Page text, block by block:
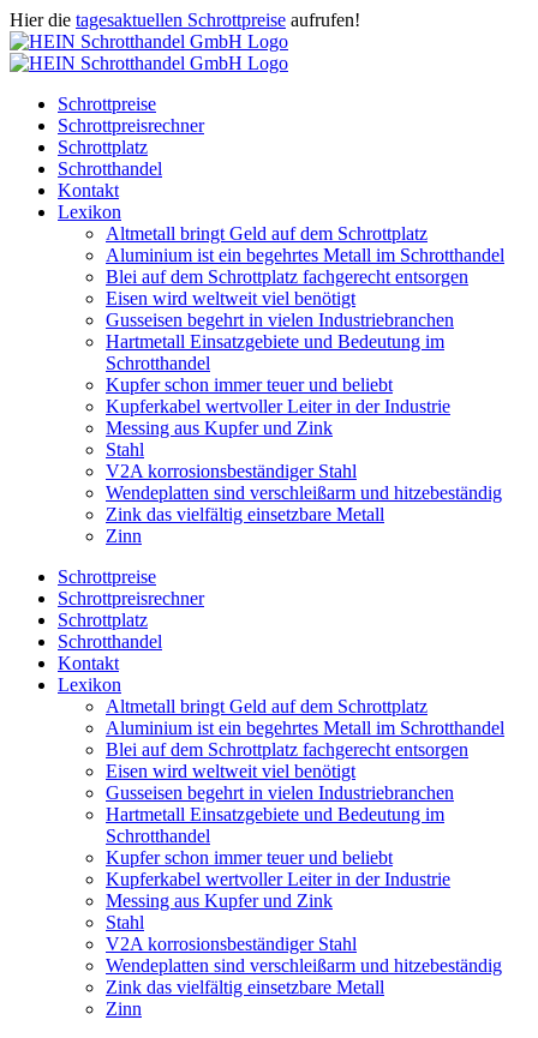
Zum
Inhalt
springen
Hier die tagesaktuellen Schrottpreise aufrufen!
Facebook
Instagram
WhatsApp
Twitter
E-
Mail
Schrottpreise
Schrottpreisrechner
Schrottplatz
Schrotthandel
Kontakt
Lexikon
Altmetall bringt Geld auf dem Schrottplatz
Aluminium ist ein begehrtes Metall im Schrotthandel
Blei auf dem Schrottplatz fachgerecht entsorgen
Eisen wird weltweit viel benötigt
Gusseisen begehrt in vielen Industriebranchen
Hartmetall Einsatzgebiete und Bedeutung im
Schrotthandel
Kupfer schon immer teuer und beliebt
Kupferkabel wertvoller Leiter in der Industrie
Messing aus Kupfer und Zink
Stahl
V2A korrosionsbeständiger Stahl
Wendeplatten sind verschleißarm und hitzebeständig
Zink das vielfältig einsetzbare Metall
Zinn
Schrottpreise
Schrottpreisrechner
Schrottplatz
Schrotthandel
Kontakt
Lexikon
Altmetall bringt Geld auf dem Schrottplatz
Aluminium ist ein begehrtes Metall im Schrotthandel
Blei auf dem Schrottplatz fachgerecht entsorgen
Eisen wird weltweit viel benötigt
Gusseisen begehrt in vielen Industriebranchen
Hartmetall Einsatzgebiete und Bedeutung im
Schrotthandel
Kupfer schon immer teuer und beliebt
Kupferkabel wertvoller Leiter in der Industrie
Messing aus Kupfer und Zink
Stahl
V2A korrosionsbeständiger Stahl
Wendeplatten sind verschleißarm und hitzebeständig
Zink das vielfältig einsetzbare Metall
Zinn